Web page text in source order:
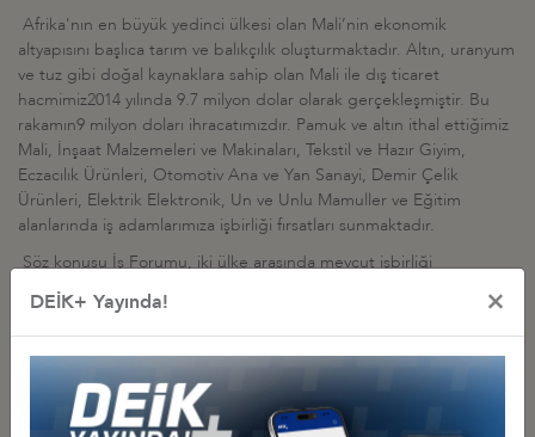
Afrika'nın en büyük yedinci ülkesi olan Mali’nin ekonomik
altyapısını başlıca tarım ve balıkçılık oluşturmaktadır. Altın, uranyum
ve tuz gibi doğal kaynaklara sahip olan Mali ile dış ticaret
hacmimiz2014 yılında 9.7 milyon dolar olarak gerçekleşmiştir. Bu
rakamın9 milyon doları ihracatımızdır. Pamuk ve altın ithal ettiğimiz
Mali, İnşaat Malzemeleri ve Makinaları, Tekstil ve Hazır Giyim,
Eczacılık Ürünleri, Otomotiv Ana ve Yan Sanayi, Demir Çelik
Ürünleri, Elektrik Elektronik, Un ve Unlu Mamuller ve Eğitim
alanlarında iş adamlarımıza işbirliği fırsatları sunmaktadır.
Söz konusu İş Forumu, iki ülke arasında mevcut işbirliği
potansiyelini ileriye taşımak, ticari ve ekonomik ilişkileri geliştirmek
adına büyük önem taşımaktadır.
günü mesai bitimine kadar ekteki form aracılığıyla DEİK’e (Sena
Ağırgün; Tel. 0212 3395070 ; e-posta:afrikabolgesi@deik.org.tr
iletilmesi rica olunur.
DEİK+ Yayında! ×